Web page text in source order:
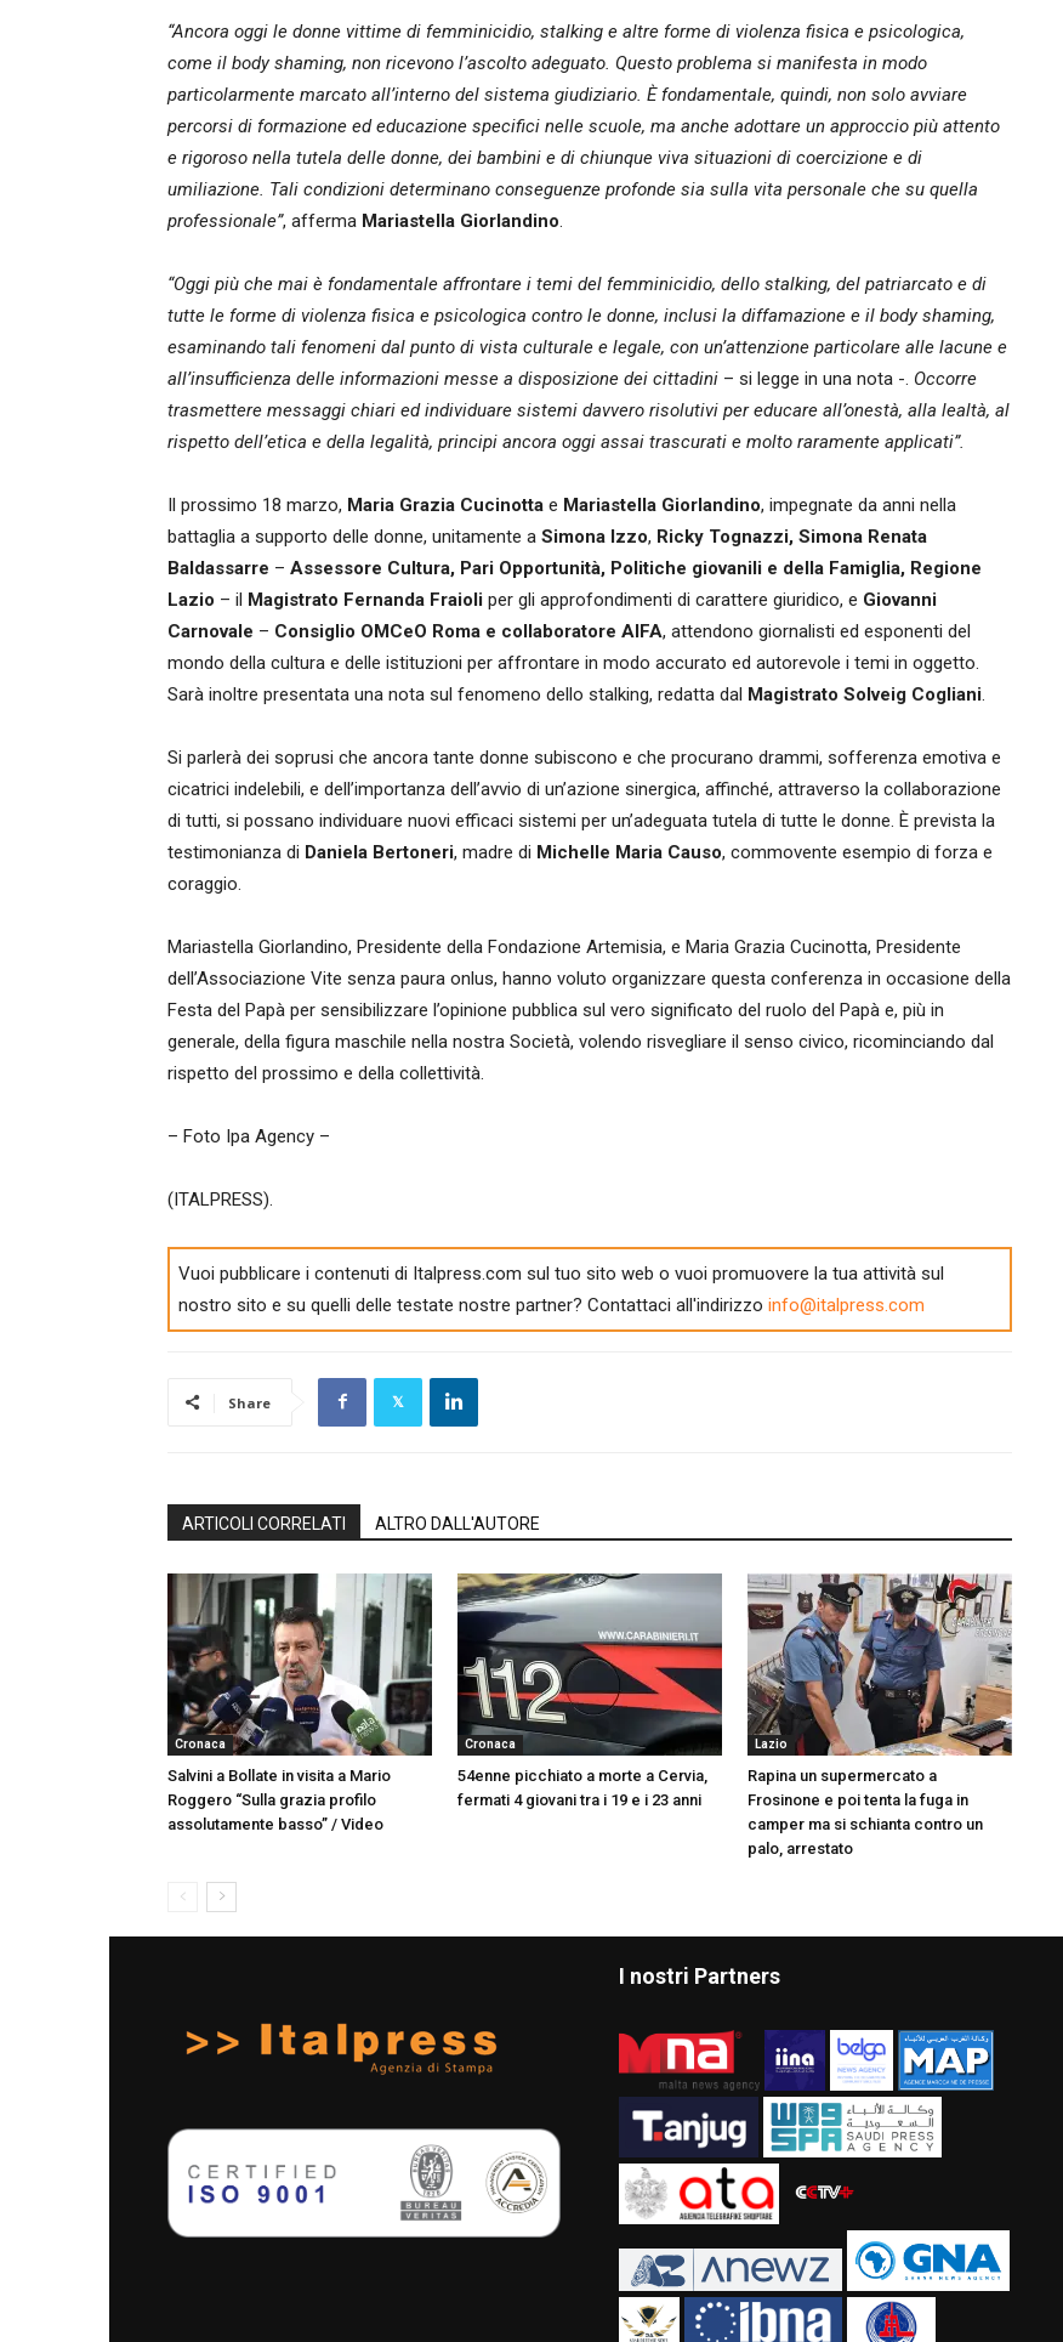
“Ancora oggi le donne vittime di femminicidio, stalking e altre forme di violenza fisica e psicologica,
come il body shaming, non ricevono l’ascolto adeguato. Questo problema si manifesta in modo
particolarmente marcato all’interno del sistema giudiziario. È fondamentale, quindi, non solo avviare
percorsi di formazione ed educazione specifici nelle scuole, ma anche adottare un approccio più attento
e rigoroso nella tutela delle donne, dei bambini e di chiunque viva situazioni di coercizione e di
umiliazione. Tali condizioni determinano conseguenze profonde sia sulla vita personale che su quella
professionale”, afferma Mariastella Giorlandino.
“Oggi più che mai è fondamentale affrontare i temi del femminicidio, dello stalking, del patriarcato e di
tutte le forme di violenza fisica e psicologica contro le donne, inclusi la diffamazione e il body shaming,
esaminando tali fenomeni dal punto di vista culturale e legale, con un’attenzione particolare alle lacune e
all’insufficienza delle informazioni messe a disposizione dei cittadini – si legge in una nota -. Occorre
trasmettere messaggi chiari ed individuare sistemi davvero risolutivi per educare all’onestà, alla lealtà, al
rispetto dell’etica e della legalità, principi ancora oggi assai trascurati e molto raramente applicati”.
Il prossimo 18 marzo, Maria Grazia Cucinotta e Mariastella Giorlandino, impegnate da anni nella
battaglia a supporto delle donne, unitamente a Simona Izzo, Ricky Tognazzi, Simona Renata
Baldassarre – Assessore Cultura, Pari Opportunità, Politiche giovanili e della Famiglia, Regione
Lazio – il Magistrato Fernanda Fraioli per gli approfondimenti di carattere giuridico, e Giovanni
Carnovale – Consiglio OMCeO Roma e collaboratore AIFA, attendono giornalisti ed esponenti del
mondo della cultura e delle istituzioni per affrontare in modo accurato ed autorevole i temi in oggetto.
Sarà inoltre presentata una nota sul fenomeno dello stalking, redatta dal Magistrato Solveig Cogliani.
Si parlerà dei soprusi che ancora tante donne subiscono e che procurano drammi, sofferenza emotiva e
cicatrici indelebili, e dell’importanza dell’avvio di un’azione sinergica, affinché, attraverso la collaborazione
di tutti, si possano individuare nuovi efficaci sistemi per un’adeguata tutela di tutte le donne. È prevista la
testimonianza di Daniela Bertoneri, madre di Michelle Maria Causo, commovente esempio di forza e
coraggio.
Mariastella Giorlandino, Presidente della Fondazione Artemisia, e Maria Grazia Cucinotta, Presidente
dell’Associazione Vite senza paura onlus, hanno voluto organizzare questa conferenza in occasione della
Festa del Papà per sensibilizzare l’opinione pubblica sul vero significato del ruolo del Papà e, più in
generale, della figura maschile nella nostra Società, volendo risvegliare il senso civico, ricominciando dal
rispetto del prossimo e della collettività.
– Foto Ipa Agency –
(ITALPRESS).
Vuoi pubblicare i contenuti di Italpress.com sul tuo sito web o vuoi promuovere la tua attività sul
nostro sito e su quelli delle testate nostre partner? Contattaci all'indirizzo info@italpress.com
Share
ARTICOLI CORRELATI ALTRO DALL'AUTORE
Cronaca
Salvini a Bollate in visita a Mario
Roggero “Sulla grazia profilo
assolutamente basso” / Video
Cronaca
54enne picchiato a morte a Cervia,
fermati 4 giovani tra i 19 e i 23 anni
Lazio
Rapina un supermercato a
Frosinone e poi tenta la fuga in
camper ma si schianta contro un
palo, arrestato
I nostri Partners